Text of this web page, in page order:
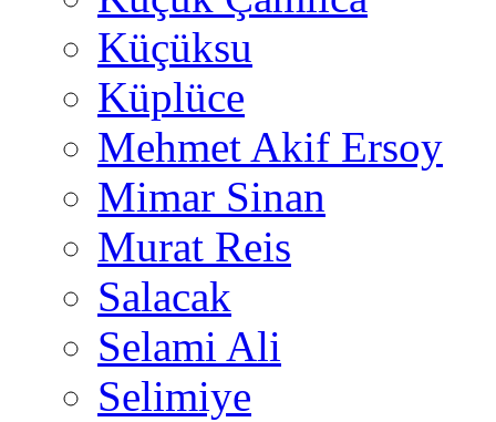
Küçüksu
Küplüce
Mehmet Akif Ersoy
Mimar Sinan
Murat Reis
Salacak
Selami Ali
Selimiye